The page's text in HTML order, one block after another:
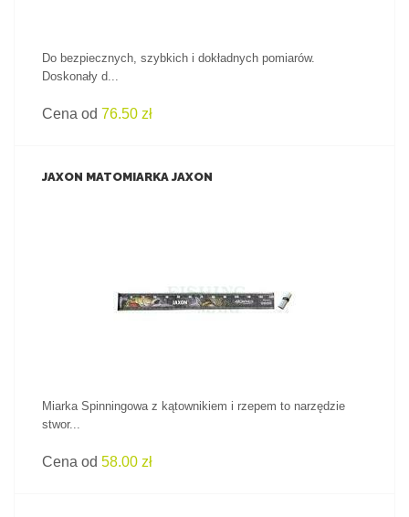
Do bezpiecznych, szybkich i dokładnych pomiarów.
Doskonały d...
Cena od 76.50 zł
JAXON MATOMIARKA JAXON
Miarka Spinningowa z kątownikiem i rzepem to narzędzie
stwor...
Cena od 58.00 zł